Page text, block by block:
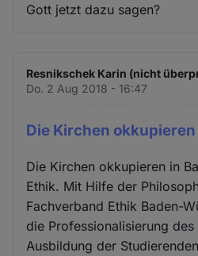
Gott jetzt dazu sagen?
Resnikschek Karin (nicht
Do. 2 Aug 2018 - 16:47
Die Kirchen okkupieren
Die Kirchen okkupieren in
Ethik. Mit Hilfe der
Fachverband Ethik Baden-
die Professionalisierung
Ausbildung der